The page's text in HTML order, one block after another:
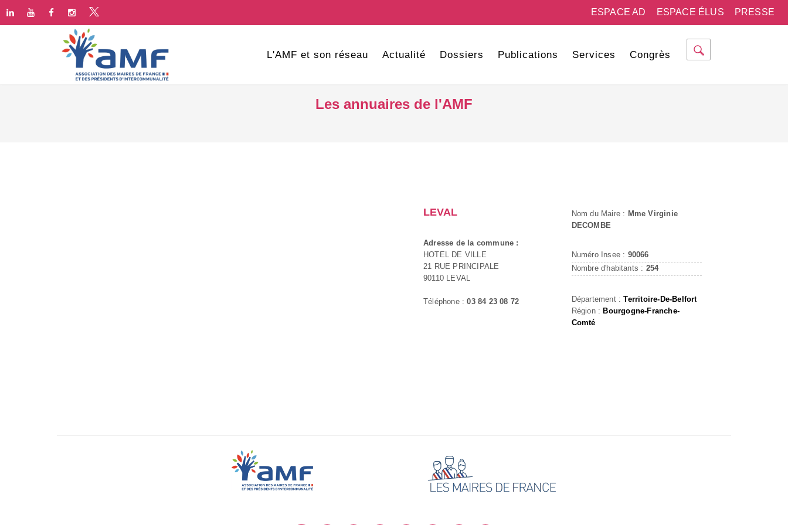
PRESSE
ESPACE ÉLUS
ESPACE AD
L'AMF et son réseau Actualité Dossiers Publications Services Congrès
Les annuaires de l'AMF
LEVAL
Adresse de la commune :
HOTEL DE VILLE
21 RUE PRINCIPALE
90110 LEVAL
Téléphone :03 84 23 08 72
Nom du Maire : Mme Virginie
DECOMBE
Numéro Insee : 90066
Nombre d'habitants : 254
Département :Territoire-De-Belfort
Région : Bourgogne-Franche-
Comté